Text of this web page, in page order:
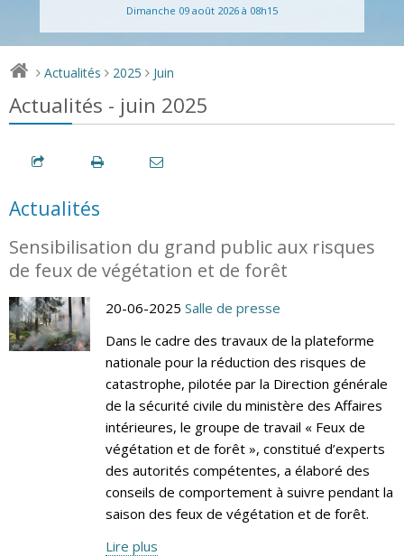
Dimanche 09 août 2026 à 08h15
> Actualités > 2025 > Juin
Actualités - juin 2025
Actualités
Sensibilisation du grand public aux risques
de feux de végétation et de forêt
20-06-2025 Salle de presse
Dans le cadre des travaux de la plateforme
nationale pour la réduction des risques de
catastrophe, pilotée par la Direction générale
de la sécurité civile du ministère des Affaires
intérieures, le groupe de travail « Feux de
végétation et de forêt », constitué d’experts
des autorités compétentes, a élaboré des
conseils de comportement à suivre pendant la
saison des feux de végétation et de forêt.
Lire plus